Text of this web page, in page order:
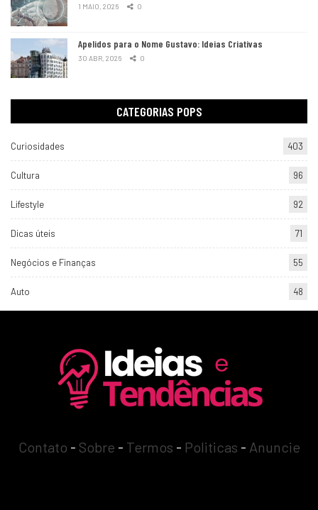
1 MAIO, 2026 0
Apelidos para o Nome Gustavo: Ideias Criativas
30 ABR, 2026 0
CATEGORIAS POPS
Curiosidades 403
Cultura 96
Lifestyle 92
Dicas úteis 71
Negócios e Finanças 55
Auto 48
Contato - Sobre - Termos - Politicas - Anuncie